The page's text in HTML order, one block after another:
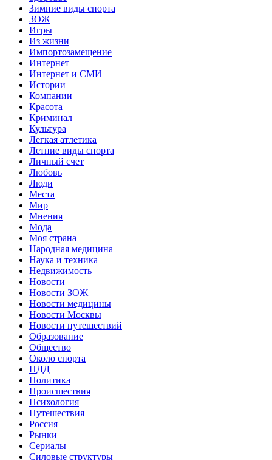
Зимние виды спорта
ЗОЖ
Игры
Из жизни
Импортозамещение
Интернет
Интернет и СМИ
Истории
Компании
Красота
Криминал
Культура
Легкая атлетика
Летние виды спорта
Личный счет
Любовь
Люди
Места
Мир
Мнения
Мода
Моя страна
Народная медицина
Наука и техника
Недвижимость
Новости
Новости ЗОЖ
Новости медицины
Новости Москвы
Новости путешествий
Образование
Общество
Около спорта
ПДД
Политика
Происшествия
Психология
Путешествия
Россия
Рынки
Сериалы
Силовые структуры